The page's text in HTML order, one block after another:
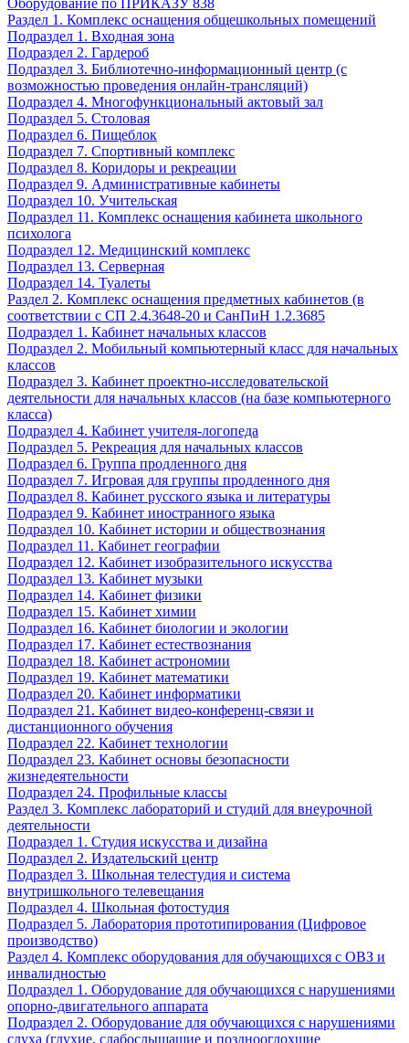
Оборудование по ПРИКАЗУ 838
Раздел 1. Комплекс оснащения общешкольных помещений
Подраздел 1. Входная зона
Подраздел 2. Гардероб
Подраздел 3. Библиотечно-информационный центр (с
возможностью проведения онлайн-трансляций)
Подраздел 4. Многофункциональный актовый зал
Подраздел 5. Столовая
Подраздел 6. Пищеблок
Подраздел 7. Спортивный комплекс
Подраздел 8. Коридоры и рекреации
Подраздел 9. Административные кабинеты
Подраздел 10. Учительская
Подраздел 11. Комплекс оснащения кабинета школьного
психолога
Подраздел 12. Медицинский комплекс
Подраздел 13. Серверная
Подраздел 14. Туалеты
Раздел 2. Комплекс оснащения предметных кабинетов (в
соответствии с СП 2.4.3648-20 и СанПиН 1.2.3685
Подраздел 1. Кабинет начальных классов
Подраздел 2. Мобильный компьютерный класс для начальных
классов
Подраздел 3. Кабинет проектно-исследовательской
деятельности для начальных классов (на базе компьютерного
класса)
Подраздел 4. Кабинет учителя-логопеда
Подраздел 5. Рекреация для начальных классов
Подраздел 6. Группа продленного дня
Подраздел 7. Игровая для группы продленного дня
Подраздел 8. Кабинет русского языка и литературы
Подраздел 9. Кабинет иностранного языка
Подраздел 10. Кабинет истории и обществознания
Подраздел 11. Кабинет географии
Подраздел 12. Кабинет изобразительного искусства
Подраздел 13. Кабинет музыки
Подраздел 14. Кабинет физики
Подраздел 15. Кабинет химии
Подраздел 16. Кабинет биологии и экологии
Подраздел 17. Кабинет естествознания
Подраздел 18. Кабинет астрономии
Подраздел 19. Кабинет математики
Подраздел 20. Кабинет информатики
Подраздел 21. Кабинет видео-конференц-связи и
дистанционного обучения
Подраздел 22. Кабинет технологии
Подраздел 23. Кабинет основы безопасности
жизнедеятельности
Подраздел 24. Профильные классы
Раздел 3. Комплекс лабораторий и студий для внеурочной
деятельности
Подраздел 1. Студия искусства и дизайна
Подраздел 2. Издательский центр
Подраздел 3. Школьная телестудия и система
внутришкольного телевещания
Подраздел 4. Школьная фотостудия
Подраздел 5. Лаборатория прототипирования (Цифровое
производство)
Раздел 4. Комплекс оборудования для обучающихся с ОВЗ и
инвалидностью
Подраздел 1. Оборудование для обучающихся с нарушениями
опорно-двигательного аппарата
Подраздел 2. Оборудование для обучающихся с нарушениями
слуха (глухие, слабослышащие и позднооглохшие